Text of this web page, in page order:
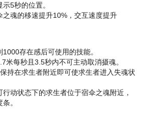
5秒的位置。
之魂的移速提升10%，交互速度提升
存在感后可使用的技能。
米每秒且3.5秒内不可主动取消摄魂。
持在求生者附近即可使求生者进入失魂状
动状态下的求生者位于宿伞之魂附近，
。